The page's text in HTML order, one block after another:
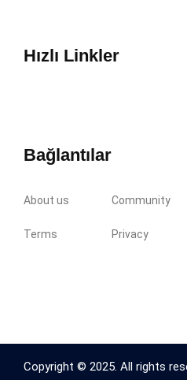
Hızlı Linkler
Bağlantılar
About us Community
Terms Privacy
Copyright © 2025. All rights